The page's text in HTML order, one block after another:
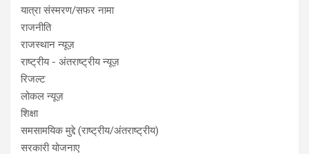
यात्रा संस्मरण/सफर नामा
राजनीति
राजस्थान न्यूज़
राष्ट्रीय - अंतराष्ट्रीय न्यूज़
रिजल्ट
लोकल न्यूज़
शिक्षा
समसामयिक मुद्दे (राष्ट्रीय/अंतराष्ट्रीय)
सरकारी योजनाए